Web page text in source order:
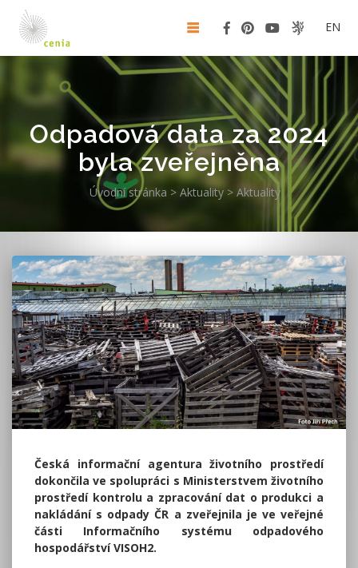
EN
Odpadová data za 2024
byla zveřejněna
Úvodní stránka > Aktuality> Aktuality
Česká informační agentura životního prostředí
dokončila ve spolupráci s Ministerstvem životního
prostředí kontrolu a zpracování dat o produkci a
nakládání s odpady ČR a zveřejnila je ve veřejné
části Informačního systému odpadového
hospodářství VISOH2.